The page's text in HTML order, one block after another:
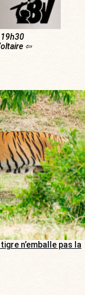
⇦
n’emballe pas la